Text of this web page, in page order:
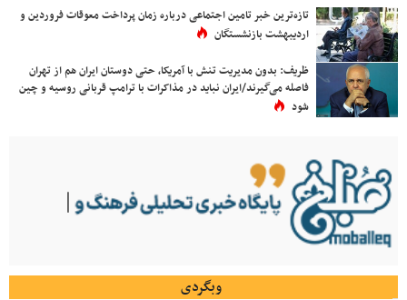
تازه‌ترین خبر تامین اجتماعی درباره زمان پرداخت معوقات فروردین و
اردیبهشت بازنشستگان
ظریف: بدون مدیریت تنش با آمریکا، حتی دوستان ایران هم از تهران
فاصله می‌گیرند/ایران نباید در مذاکرات با ترامپ قربانی روسیه و چین
شود
وبگردی